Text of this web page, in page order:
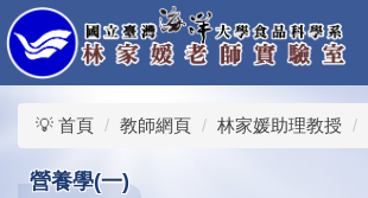
跳
到
主
容
💡 首頁 教師網頁 林家媛助理教授
營養學(一)